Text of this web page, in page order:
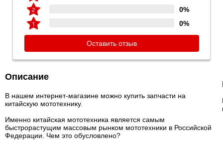
0%
0%
Оставить отзыв
Описание
В нашем интернет-магазине можно купить запчасти на
китайскую мототехнику.
Именно китайская мототехника является самым
быстрорастущим массовым рынком мототехники в Российской
Федерации. Чем это обусловлено?